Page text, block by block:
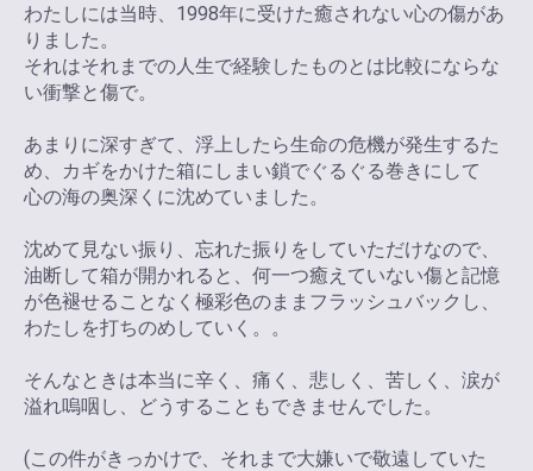
わたしには当時、1998年に受けた癒されない心の傷があ
りました。
それはそれまでの人生で経験したものとは比較にならな
い衝撃と傷で。
あまりに深すぎて、浮上したら生命の危機が発生するた
め、カギをかけた箱にしまい鎖でぐるぐる巻きにして
心の海の奥深くに沈めていました。
沈めて見ない振り、忘れた振りをしていただけなので、
油断して箱が開かれると、何一つ癒えていない傷と記憶
が色褪せることなく極彩色のままフラッシュバックし、
わたしを打ちのめしていく。。
そんなときは本当に辛く、痛く、悲しく、苦しく、涙が
溢れ嗚咽し、どうすることもできませんでした。
(この件がきっかけで、それまで大嫌いで敬遠していた